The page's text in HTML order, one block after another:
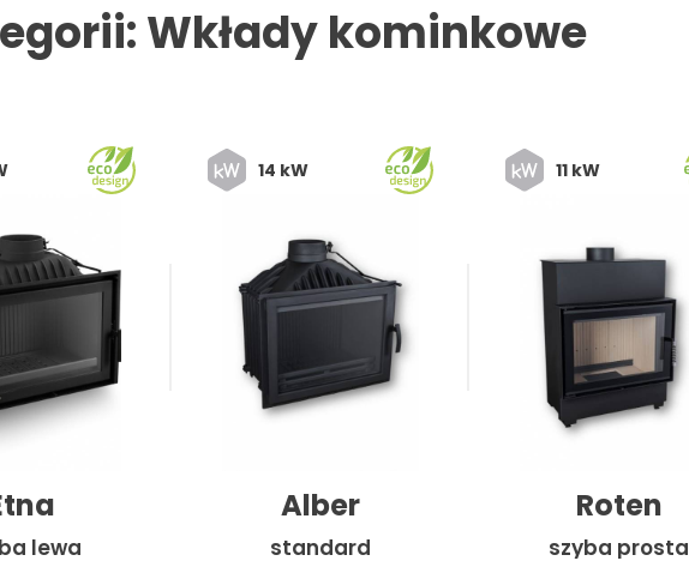
Wkłady kominkowe
lewa
14 kW
Alber
standard
11 kW
Roten
szyba prosta